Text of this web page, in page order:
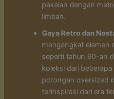
pakaian dengan
limbah.
Gaya Retro dan
mengangkat elemen
seperti tahun 90-an
koleksi dari
potongan oversized
terinspirasi dari era